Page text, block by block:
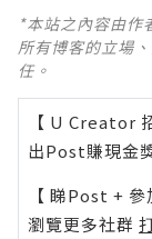
*本站之內容由作
所有博客的立場
任。
【 U Creator
出Post賺現金
【 睇Post + 參
瀏覽更多社群